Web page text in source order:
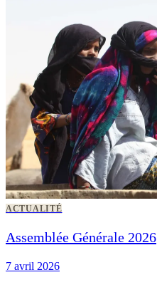
ACTUALITÉ
Assemblée Générale 2026
7 avril 2026